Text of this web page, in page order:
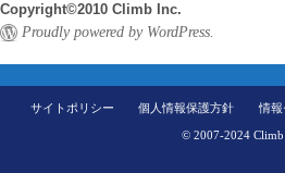
Copyright©2010 Climb Inc.
Proudly powered by WordPress.
サイトポリシー 個人情報保護方針 情報
© 2007-2024